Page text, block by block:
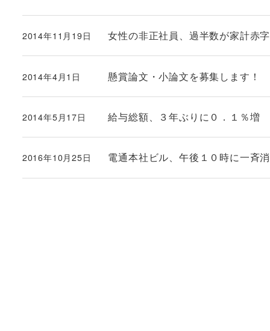
女性の非正社員、過半数が家計赤
投稿日
2014年11月19日
懸賞論文・小論文を募集します！
投稿日
2014年4月1日
給与総額、３年ぶりに０．１％増
投稿日
2014年5月17日
電通本社ビル、午後１０時に一斉
投稿日
2016年10月25日